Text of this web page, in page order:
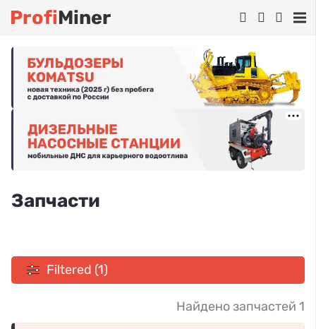
ProfiMiner
Запчасти
Filtered (1)
Найдено запчастей 1